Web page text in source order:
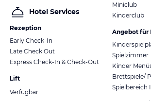
Hotel Services
Rezeption
Early Check-In
Late Check Out
Express Check-In & Check-Out
Lift
Verfügbar
Miniclub
Kinderclub
Angebot für
Spielzimmer
Kinder
Brettspiele/
Spielbereich